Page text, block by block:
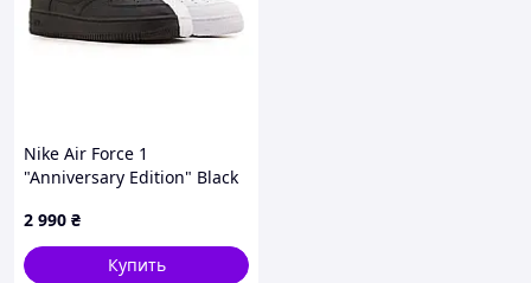
Nike Air Force 1
"Anniversary Edition" Black
2 990 ₴
Купить